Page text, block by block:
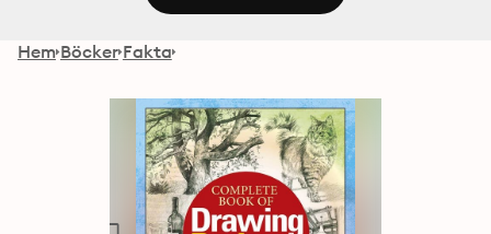
Hem Böcker Fakta